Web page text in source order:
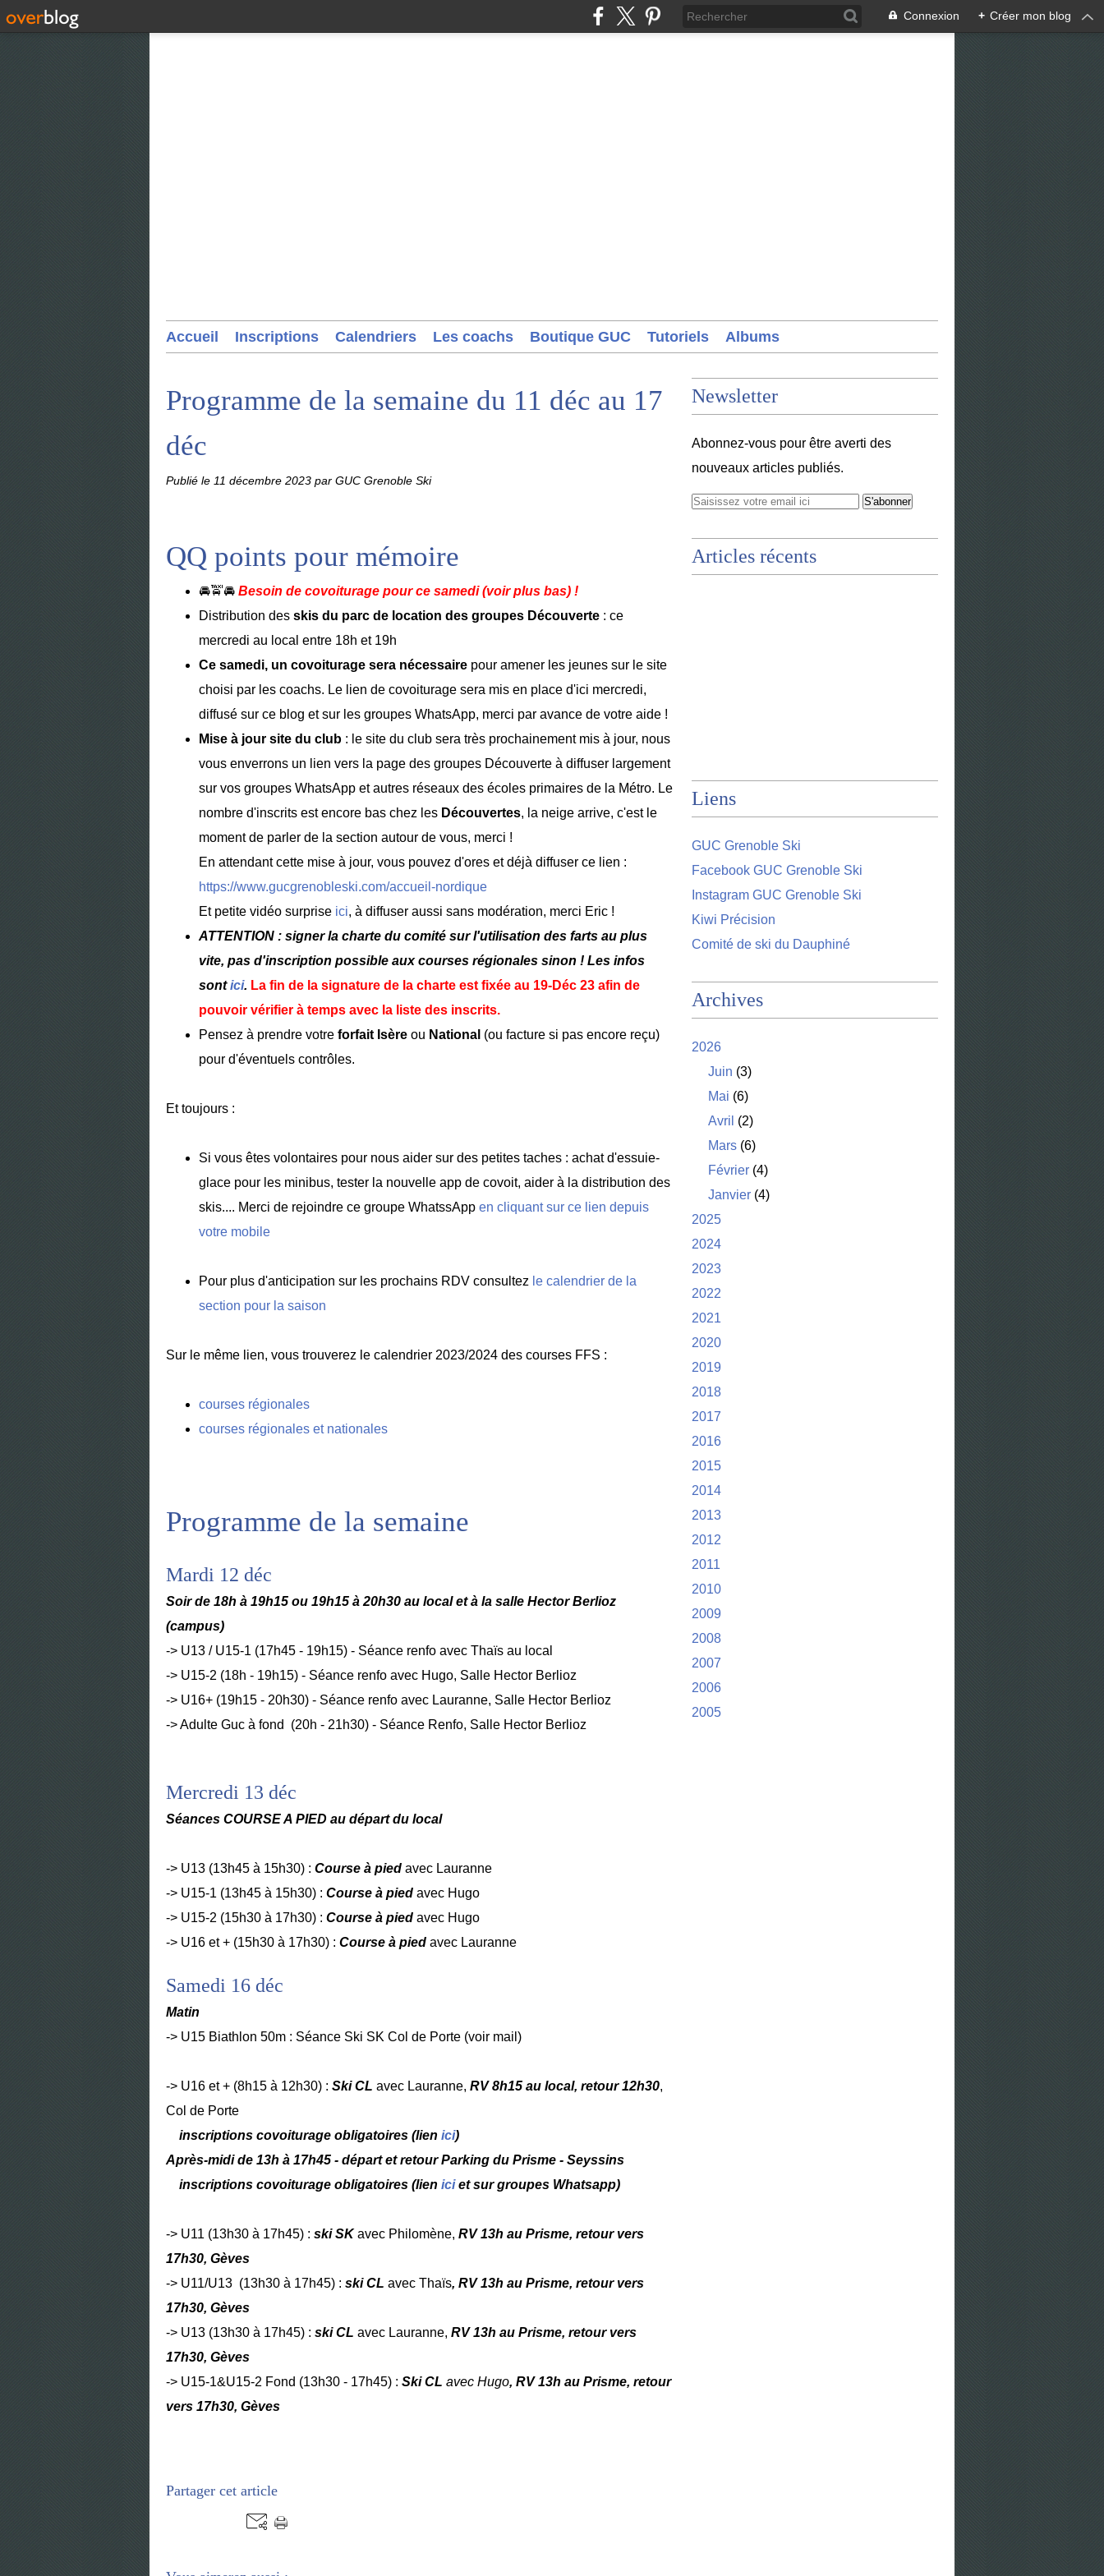
Connexion + Créer mon blog
Accueil Inscriptions Calendriers Les coachs Boutique GUC Tutoriels Albums
Programme de la semaine du 11 déc au 17
déc
Publié le 11 décembre 2023 par GUC Grenoble Ski
QQ points pour mémoire
🚘🚖🚘 Besoin de covoiturage pour ce samedi (voir plus bas) !
Distribution des skis du parc de location des groupes Découverte : ce
mercredi au local entre 18h et 19h
Ce samedi, un covoiturage sera nécessaire pour amener les jeunes sur le site
choisi par les coachs. Le lien de covoiturage sera mis en place d'ici mercredi,
diffusé sur ce blog et sur les groupes WhatsApp, merci par avance de votre aide !
Mise à jour site du club : le site du club sera très prochainement mis à jour, nous
vous enverrons un lien vers la page des groupes Découverte à diffuser largement
sur vos groupes WhatsApp et autres réseaux des écoles primaires de la Métro. Le
nombre d'inscrits est encore bas chez les Découvertes, la neige arrive, c'est le
moment de parler de la section autour de vous, merci !
En attendant cette mise à jour, vous pouvez d'ores et déjà diffuser ce lien :
https://www.gucgrenobleski.com/accueil-nordique
Et petite vidéo surprise ici, à diffuser aussi sans modération, merci Eric !
ATTENTION : signer la charte du comité sur l'utilisation des farts au plus
vite, pas d'inscription possible aux courses régionales sinon ! Les infos
sontici. La fin de la signature de la charte est fixée au 19-Déc 23 afin de
pouvoir vérifier à temps avec la liste des inscrits.
Pensez à prendre votre forfait Isère ou National (ou facture si pas encore reçu)
pour d'éventuels contrôles.
Et toujours :
Si vous êtes volontaires pour nous aider sur des petites taches : achat d'essuie-
glace pour les minibus, tester la nouvelle app de covoit, aider à la distribution des
skis.... Merci de rejoindre ce groupe WhatssApp en cliquant sur ce lien depuis
votre mobile
Pour plus d'anticipation sur les prochains RDV consultez le calendrier de la
section pour la saison
Sur le même lien, vous trouverez le calendrier 2023/2024 des courses FFS :
courses régionales
courses régionales et nationales
Programme de la semaine
Mardi 12 déc
Soir de 18h à 19h15 ou 19h15 à 20h30 au local et à la salle Hector Berlioz
(campus)
-> U13 / U15-1 (17h45 - 19h15) - Séance renfo avec Thaïs au local
-> U15-2 (18h - 19h15) - Séance renfo avec Hugo, Salle Hector Berlioz
-> U16+ (19h15 - 20h30) - Séance renfo avec Lauranne, Salle Hector Berlioz
-> Adulte Guc à fond (20h - 21h30) - Séance Renfo, Salle Hector Berlioz
Mercredi 13 déc
Séances COURSE A PIED au départ du local
-> U13 (13h45 à 15h30) : Course à pied avec Lauranne
-> U15-1 (13h45 à 15h30) : Course à pied avec Hugo
-> U15-2 (15h30 à 17h30) : Course à pied avec Hugo
-> U16 et + (15h30 à 17h30) : Course à pied avec Lauranne
Samedi 16 déc
Matin
-> U15 Biathlon 50m : Séance Ski SK Col de Porte (voir mail)
-> U16 et + (8h15 à 12h30) : Ski CL avec Lauranne, RV 8h15 au local, retour 12h30,
Col de Porte
inscriptions covoiturage obligatoires (lien ici)
Après-midi de 13h à 17h45 - départ et retour Parking du Prisme - Seyssins
inscriptions covoiturage obligatoires (lien iciet sur groupes Whatsapp)
-> U11 (13h30 à 17h45) : ski SKavec Philomène, RV 13h au Prisme, retour vers
17h30, Gèves
-> U11/U13 (13h30 à 17h45) : ski CL avec Thaïs, RV 13h au Prisme, retour vers
17h30, Gèves
-> U13 (13h30 à 17h45) : ski CL avec Lauranne, RV 13h au Prisme, retour vers
17h30, Gèves
-> U15-1&U15-2 Fond (13h30 - 17h45) : Ski CL avec Hugo, RV 13h au Prisme, retour
vers 17h30, Gèves
Partager cet article
Newsletter
Abonnez-vous pour être averti des
nouveaux articles publiés.
Articles récents
Liens
GUC Grenoble Ski
Facebook GUC Grenoble Ski
Instagram GUC Grenoble Ski
Kiwi Précision
Comité de ski du Dauphiné
Archives
2026
Juin (3)
Mai (6)
Avril (2)
Mars (6)
Février (4)
Janvier (4)
2025
2024
2023
2022
2021
2020
2019
2018
2017
2016
2015
2014
2013
2012
2011
2010
2009
2008
2007
2006
2005